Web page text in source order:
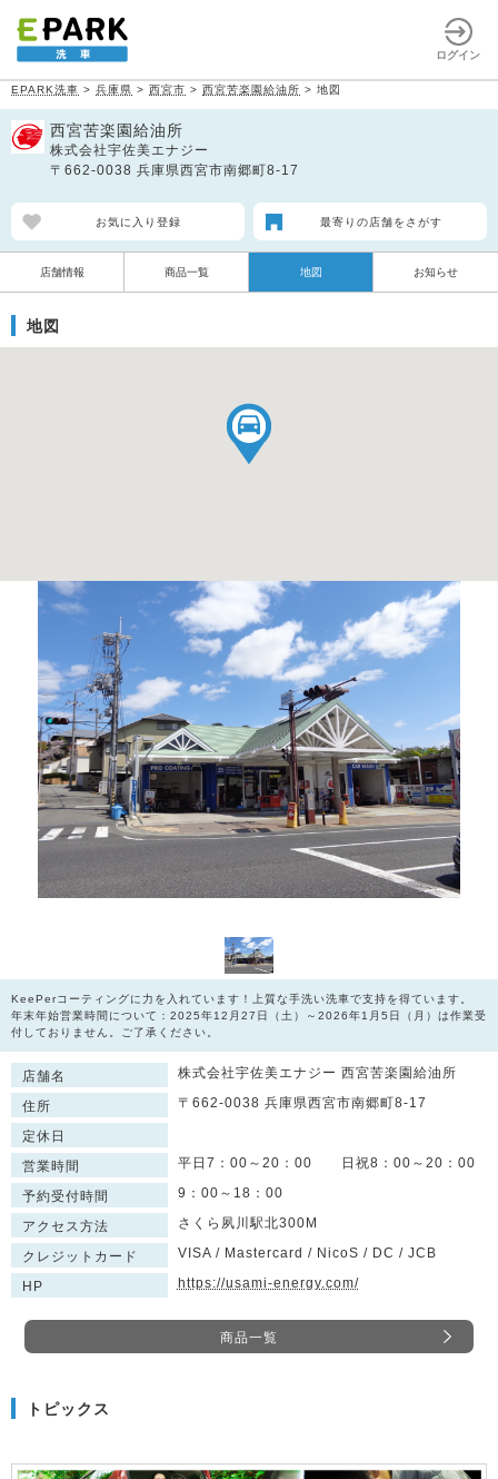
ログイン
EPARK洗車 > 兵庫県 > 西宮市 > 西宮苦楽園給油所 > 地図
西宮苦楽園給油所
株式会社宇佐美エナジー
〒662-0038 兵庫県西宮市南郷町8-17
お気に入り登録 最寄りの店舗をさがす
店舗情報 商品一覧 地図 お知らせ
地図
KeePerコーティングに力を入れています！上質な手洗い洗車で支持を得ています。
年末年始営業時間について：2025年12月27日（土）～2026年1月5日（月）は作業受
付しておりません。ご了承ください。
店舗名 株式会社宇佐美エナジー 西宮苦楽園給油所
住所 〒662-0038 兵庫県西宮市南郷町8-17
定休日
営業時間
平日7：00～20：00 日祝8：00～20：00
予約受付時間 9：00～18：00
アクセス方法 さくら夙川駅北300M
クレジットカード VISA / Mastercard / NicoS / DC / JCB
HP https://usami-energy.com/
商品一覧
トピックス